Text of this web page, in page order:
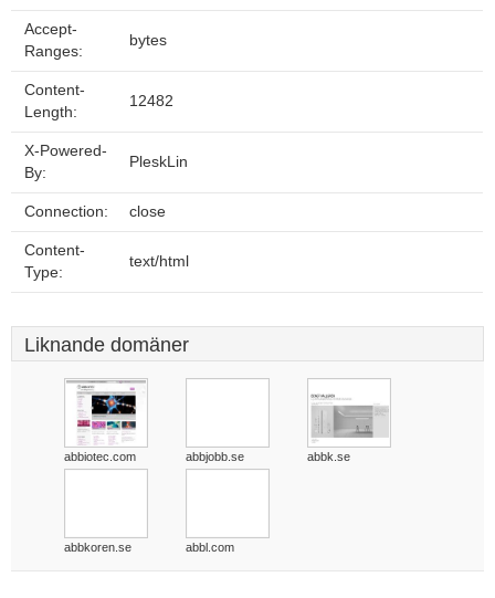
Accept-
Ranges:
bytes
Content-
Length:
12482
X-Powered-
By:
PleskLin
Connection: close
Content-
Type:
text/html
Liknande domäner
abbiotec.com abbjobb.se abbk.se
abbkoren.se abbl.com